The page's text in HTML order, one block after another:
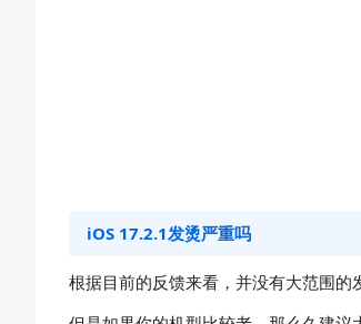
iOS 17.2.1发烫严重吗
根据目前的反馈来看，并没有大范围的